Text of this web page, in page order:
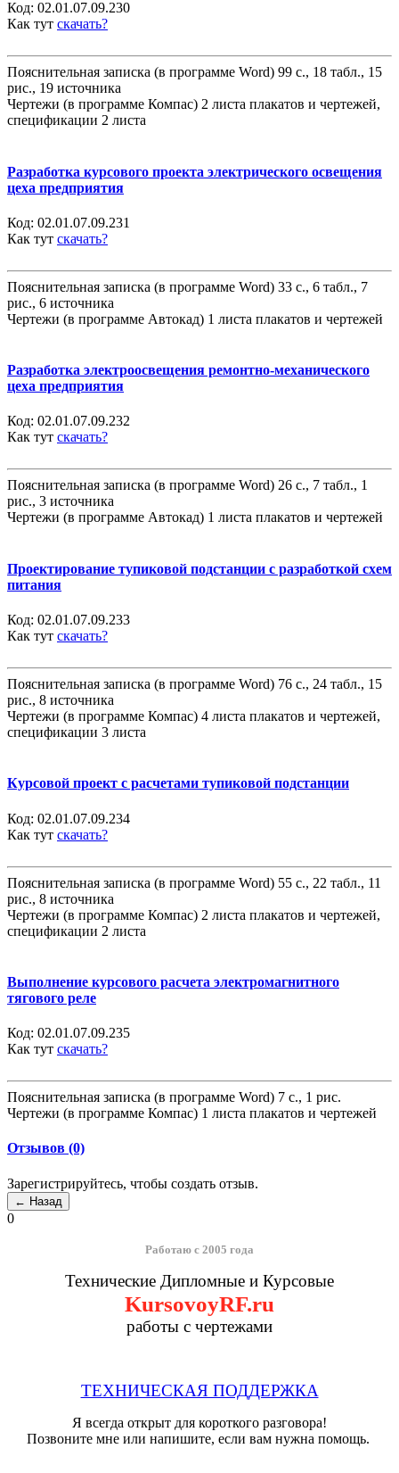
Код: 02.01.07.09.230
Как тут скачать?
Пояснительная записка (в программе Word) 99 с., 18 табл., 15
рис., 19 источника
Чертежи (в программе Компас) 2 листа плакатов и чертежей,
спецификации 2 листа
Разработка курсового проекта электрического освещения
цеха предприятия
Код: 02.01.07.09.231
Как тут скачать?
Пояснительная записка (в программе Word) 33 с., 6 табл., 7
рис., 6 источника
Чертежи (в программе Автокад) 1 листа плакатов и чертежей
Разработка электроосвещения ремонтно-механического
цеха предприятия
Код: 02.01.07.09.232
Как тут скачать?
Пояснительная записка (в программе Word) 26 с., 7 табл., 1
рис., 3 источника
Чертежи (в программе Автокад) 1 листа плакатов и чертежей
Проектирование тупиковой подстанции с разработкой схем
питания
Код: 02.01.07.09.233
Как тут скачать?
Пояснительная записка (в программе Word) 76 с., 24 табл., 15
рис., 8 источника
Чертежи (в программе Компас) 4 листа плакатов и чертежей,
спецификации 3 листа
Курсовой проект с расчетами тупиковой подстанции
Код: 02.01.07.09.234
Как тут скачать?
Пояснительная записка (в программе Word) 55 с., 22 табл., 11
рис., 8 источника
Чертежи (в программе Компас) 2 листа плакатов и чертежей,
спецификации 2 листа
Выполнение курсового расчета электромагнитного
тягового реле
Код: 02.01.07.09.235
Как тут скачать?
Пояснительная записка (в программе Word) 7 с., 1 рис.
Чертежи (в программе Компас) 1 листа плакатов и чертежей
Отзывов (0)
Зарегистрируйтесь, чтобы создать отзыв.
0
Работаю с 2005 года
Технические Дипломные и Курсовые
KursovoyRF.ru
работы с чертежами
ТЕХНИЧЕСКАЯ ПОДДЕРЖКА
Я всегда открыт для короткого разговора!
Позвоните мне или напишите, если вам нужна помощь.